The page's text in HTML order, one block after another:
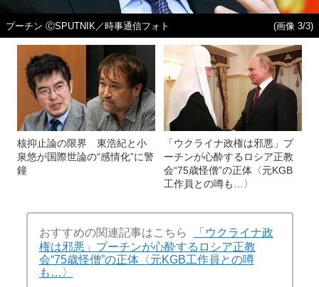
プーチン ⒸSPUTNIK／時事通信フォト (画像 3/3)
核抑止論の限界 東浩紀と小
泉悠が国際世論の“感情化”に警
鐘
「ウクライナ政権は邪悪」プ
ーチンが心酔するロシア正教
会“75歳怪僧”の正体〈元KGB
工作員との噂も…〉
おすすめの関連記事はこちら
「ウクライナ政
権は邪悪」プーチンが心酔するロシア正教
会“75歳怪僧”の正体〈元KGB工作員との噂
も…〉